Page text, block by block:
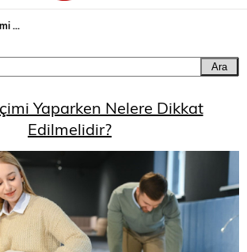
Yatak Seçimi Yaparken Nelere Dikkat Edilmelidir?
Ara
Yaparken Nelere Dikkat
Edilmelidir?